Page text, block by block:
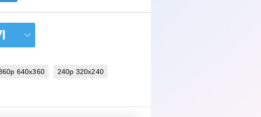
640x360 240p 320x240